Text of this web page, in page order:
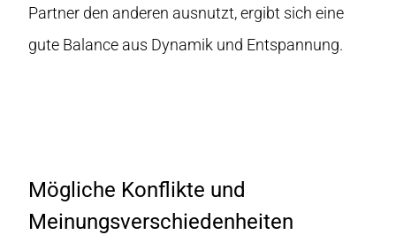
Partner den anderen ausnutzt, ergibt sich eine
gute Balance aus Dynamik und Entspannung.
Mögliche Konflikte und
Meinungsverschiedenheiten